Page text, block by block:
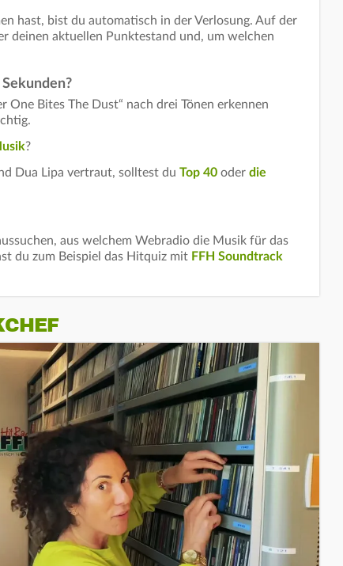
hast, bist du automatisch in der Verlosung. Auf der
deinen aktuellen Punktestand und, um welchen
One Bites The Dust“ nach drei Tönen erkennen
?
Dua Lipa vertraut, solltest du Top 40 oder die
aus welchem Webradio die Musik für das
du zum Beispiel das Hitquiz mit FFH Soundtrack